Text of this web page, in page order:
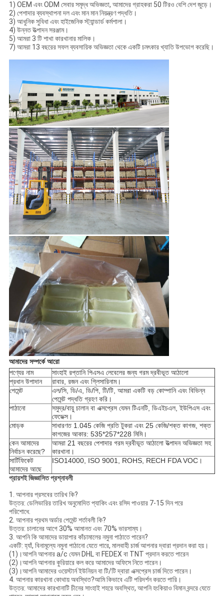
1) OEM এবং ODM সেবার সমৃদ্ধ অভিজ্ঞতা, আমাদের গ্রাহকরা 50 টিরও বেশি দেশ জুড়ে।
2) পেশাদার ব্যবস্থাপনা দল এবং মান মান নিয়ন্ত্রণ পদ্ধতি।
3) আধুনিক সুবিধা এবং হাইজেনিক স্ট্যান্ডার্ড কর্মশালা।
4) উন্নত উত্পাদন সরঞ্জাম।
5) আমরা 3 টি শাখা কারখানার মালিক।
7) আমরা 13 বছরের সফল ব্যবসায়িক অভিজ্ঞতা থেকে একটি চমৎকার খ্যাতি উপভোগ করেছি।
আমাদের সম্পর্কে আরো
পণ্যের নাম
সাংহাই রপ্তানি পিএসএ লেবেলের জন্য গরম দ্রবীভূত আঠালো
প্রধান উপাদান
রাবার, রজন এবং গ্লিসারিনাম।
পেমেন্ট
এল/সি, ডি/এ, ডি/পি, টি/টি, আমরা একটি বড় কোম্পানি এবং বিভিন্ন
পেমেন্ট পদ্ধতি গ্রহণ করি।
পাঠানো
সমুদ্র/বায়ু চালান বা এক্সপ্রেস যেমন টিএনটি, ডিএইচএল, ইউপিএস এবং
ফেডেক্স।
মোড়ক
সাধারণত 1.045 কেজি প্রতি টুকরা এবং 25 কেজি/শক্ত কাগজ, শক্ত
কাগজের আকার: 535*257*228 মিমি।
কেন আমাদের
নির্বাচন করেছে?
আমরা 21 বছরের পেশাদার গরম দ্রবীভূত আঠালো উত্পাদন অভিজ্ঞতা সহ
কারখানা।
সার্টিফিকেট
আমাদের আছে
ISO14000, ISO 9001, ROHS, RECH FDA VOC।
প্রায়শই জিজ্ঞাসিত প্রশ্নাবলী
1. আপনার প্রসবের তারিখ কি?
উত্তর: ডেলিভারির তারিখ অনুমোদিত প্যাকিং এবং রসিদ পাওয়ার 7-15 দিন পরে
পরিশোধে.
2. আপনার প্রথম অর্ডার পেমেন্ট শর্তাবলী কি?
উত্তর: চালানের আগে 30% আমানত এবং 70% ভারসাম্য।
3. আপনি কি আমাদের ডায়াপার কাঁচামালের নমুনা পাঠাতে পারেন?
একটি: হ্যাঁ, বিনামূল্যে নমুনা পাঠানো যেতে পারে, মালবাহী চার্জ আপনার দ্বারা প্রদান করা হয়।
(1)।আপনি আপনার a/c যেমন DHL বা FEDEX বা TNT প্রদান করতে পারেন
(2)।আপনি আপনার কুরিয়ারে কল করে আমাদের অফিসে নিতে পারেন।
(3)।আপনি আমাদের ওয়েস্টার্ন ইউনিয়ন বা টি/টি দ্বারা এক্সপ্রেস চার্জ দিতে পারেন।
4. আপনার কারখানা কোথায় অবস্থিত?আমি কিভাবে এটি পরিদর্শন করতে পারি।
উত্তর: আমাদের কারখানাটি চীনের সাংহাই শহরে অবস্থিত, আপনি হংকিয়াও বিমান বন্দরে যেতে